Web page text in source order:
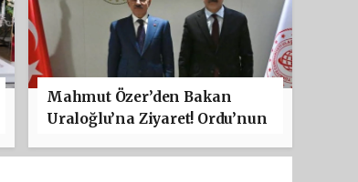
Mahmut Özer’den Bakan
Uraloğlu’na Ziyaret! Ordu’nun
Yatırıldı